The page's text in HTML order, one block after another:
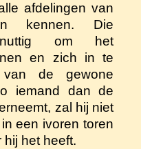
afdelingen van
kennen. Die
nuttig om het
en zich in te
de gewone
iemand dan de
zal hij niet
een ivoren toren
hij het heeft.